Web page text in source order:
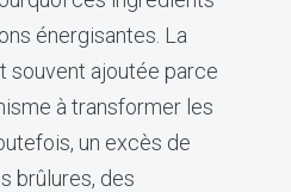
énergisantes. La
souvent ajoutée parce
à transformer les
un excès de
brûlures, des